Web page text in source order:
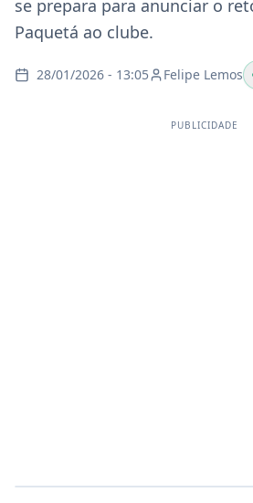
se prepara para anunciar o
Paquetá ao clube.
28/01/2026 - 13:05 Felipe Lemos
PUBLICIDADE